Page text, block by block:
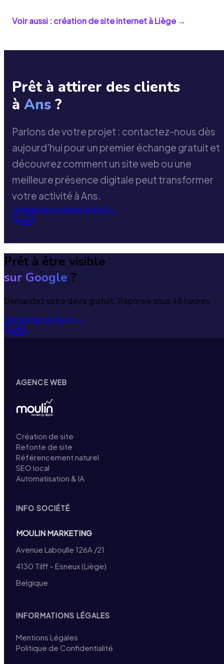
Voir aussi : création de site internet àLiège→
Prêt à attirer des clients
à Ans ?
Parlons de votre projet : contactez-nous dès
aujourd'hui pour un premier échange gratuit et
découvrez comment un site web ou une
meilleure présence digitale peut transformer
votre activité à Ans.
Demander un devis gratuit→
Prêt à être visible
sur Google ?
Demandez votre devis gratuit. Réponse sous 48 heures.
Demander un devis→
AGENCE WEB
Création de site
Refonte de site
Référencement naturel
SEO local
Automatisation & IA
INFO SOCIÉTÉ
MOULIN MARKETING
Avenue Laboulle 126A /21
4130 Tilff – Esneux (Liège)
Belgique
INFORMATIONS LÉGALES
Mentions Légales
Politique de Confidentialité